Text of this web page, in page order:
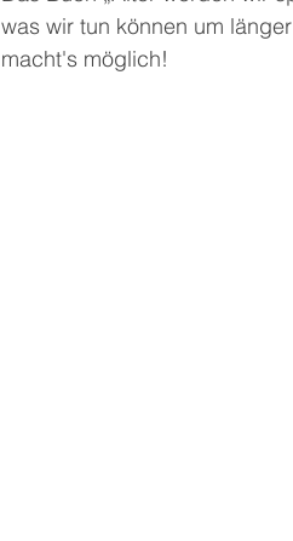
was wir tun können um
macht's möglich!